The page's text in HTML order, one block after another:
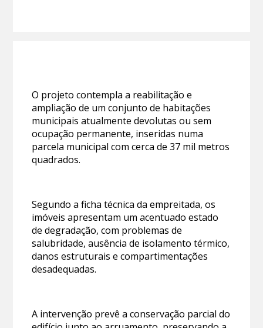
O projeto contempla a reabilitação e
ampliação de um conjunto de habitações
municipais atualmente devolutas ou sem
ocupação permanente, inseridas numa
parcela municipal com cerca de 37 mil metros
quadrados.
Segundo a ficha técnica da empreitada, os
imóveis apresentam um acentuado estado
de degradação, com problemas de
salubridade, ausência de isolamento térmico,
danos estruturais e compartimentações
desadequadas.
A intervenção prevê a conservação parcial do